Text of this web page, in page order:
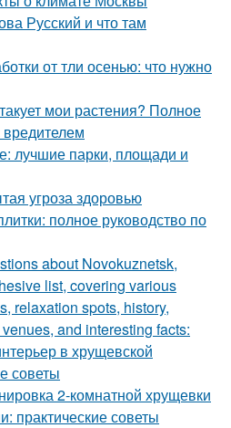
Русский и что там
от тли осенью: что нужно
мои растения? Полное
вредителем
лучшие парки, площади и
угроза здоровью
полное руководство по
about Novokuznetsk,
list, covering various
relaxation spots, history,
and interesting facts:
в хрущевской
советы
2-комнатной хрущевки
практические советы